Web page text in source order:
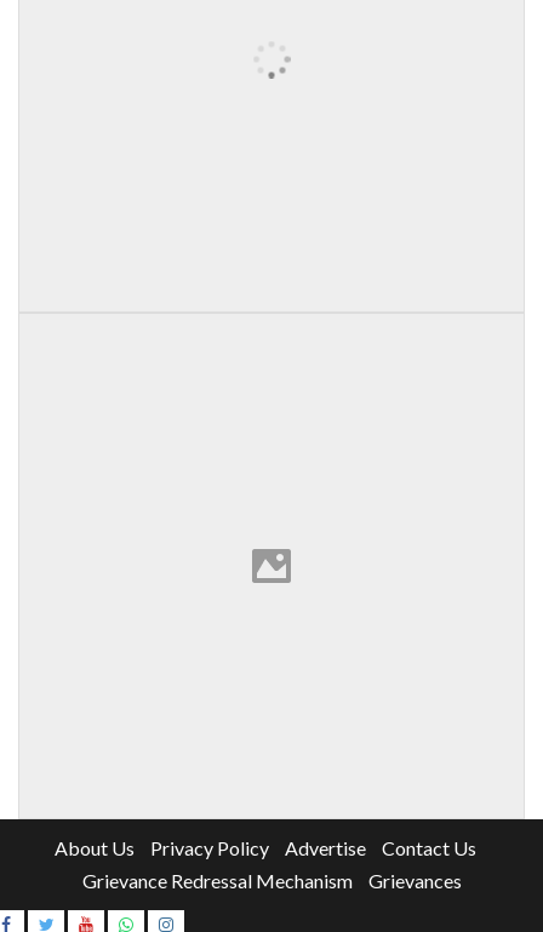
About Us Privacy Policy Advertise
Contact Us
Grievance Redressal Mechanism
Grievances
Instagram